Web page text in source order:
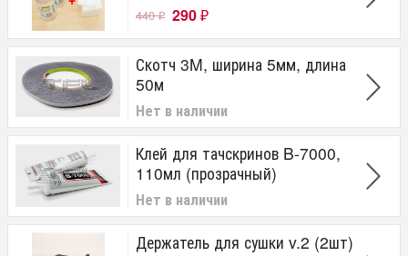
440₽ 290 ₽
Скотч 3M, ширина 5мм, длина
50м
Нет в наличии
Клей для тачскринов B-7000,
110мл (прозрачный)
Нет в наличии
Держатель для сушки v.2 (2шт)